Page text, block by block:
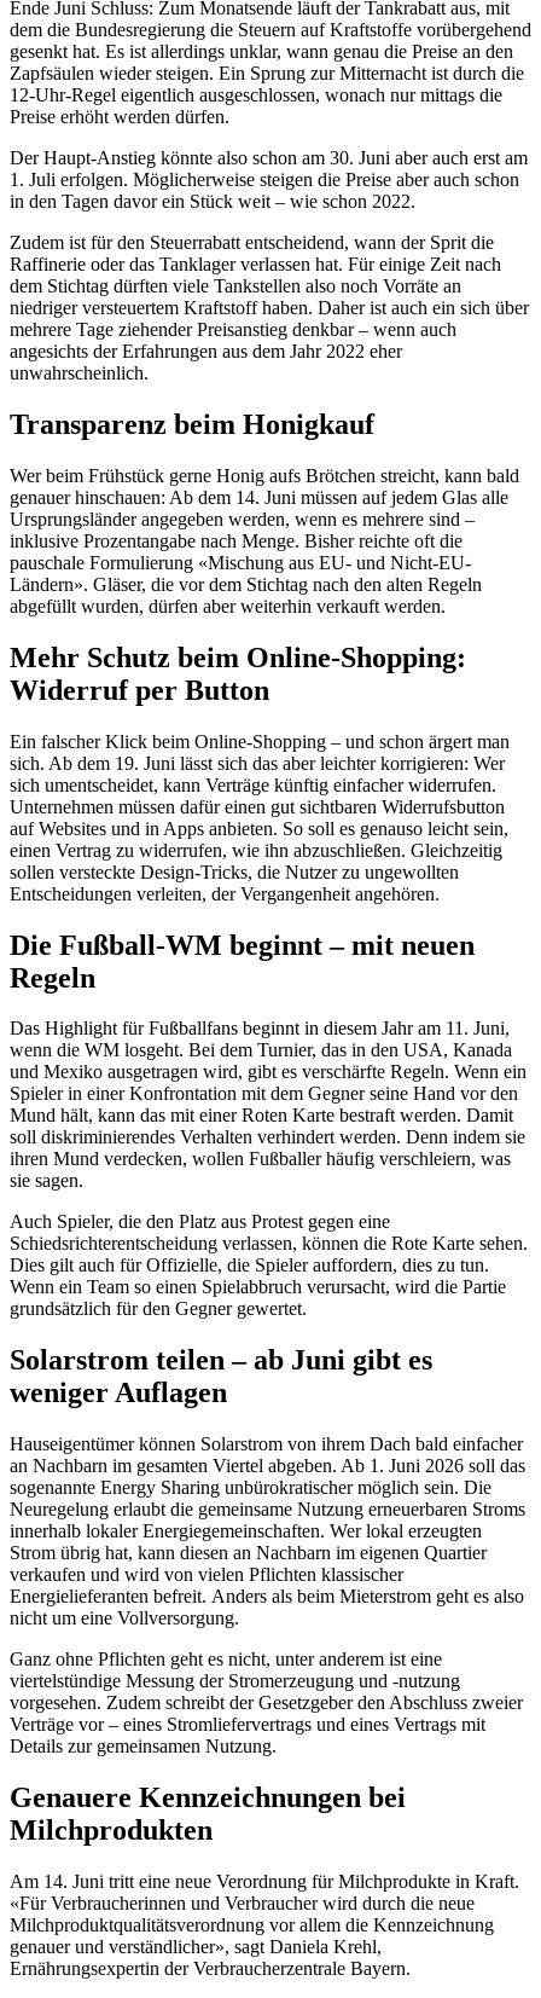
Ende Juni Schluss: Zum Monatsende läuft der Tankrabatt aus, mit
dem die Bundesregierung die Steuern auf Kraftstoffe vorübergehend
gesenkt hat. Es ist allerdings unklar, wann genau die Preise an den
Zapfsäulen wieder steigen. Ein Sprung zur Mitternacht ist durch die
12-Uhr-Regel eigentlich ausgeschlossen, wonach nur mittags die
Preise erhöht werden dürfen.
Der Haupt-Anstieg könnte also schon am 30. Juni aber auch erst am
1. Juli erfolgen. Möglicherweise steigen die Preise aber auch schon
in den Tagen davor ein Stück weit – wie schon 2022.
Zudem ist für den Steuerrabatt entscheidend, wann der Sprit die
Raffinerie oder das Tanklager verlassen hat. Für einige Zeit nach
dem Stichtag dürften viele Tankstellen also noch Vorräte an
niedriger versteuertem Kraftstoff haben. Daher ist auch ein sich über
mehrere Tage ziehender Preisanstieg denkbar – wenn auch
angesichts der Erfahrungen aus dem Jahr 2022 eher
unwahrscheinlich.
Transparenz beim Honigkauf
Wer beim Frühstück gerne Honig aufs Brötchen streicht, kann bald
genauer hinschauen: Ab dem 14. Juni müssen auf jedem Glas alle
Ursprungsländer angegeben werden, wenn es mehrere sind –
inklusive Prozentangabe nach Menge. Bisher reichte oft die
pauschale Formulierung «Mischung aus EU- und Nicht-EU-
Ländern». Gläser, die vor dem Stichtag nach den alten Regeln
abgefüllt wurden, dürfen aber weiterhin verkauft werden.
Mehr Schutz beim Online-Shopping:
Widerruf per Button
Ein falscher Klick beim Online-Shopping – und schon ärgert man
sich. Ab dem 19. Juni lässt sich das aber leichter korrigieren: Wer
sich umentscheidet, kann Verträge künftig einfacher widerrufen.
Unternehmen müssen dafür einen gut sichtbaren Widerrufsbutton
auf Websites und in Apps anbieten. So soll es genauso leicht sein,
einen Vertrag zu widerrufen, wie ihn abzuschließen. Gleichzeitig
sollen versteckte Design-Tricks, die Nutzer zu ungewollten
Entscheidungen verleiten, der Vergangenheit angehören.
Die Fußball-WM beginnt – mit neuen
Regeln
Das Highlight für Fußballfans beginnt in diesem Jahr am 11. Juni,
wenn die WM losgeht. Bei dem Turnier, das in den USA, Kanada
und Mexiko ausgetragen wird, gibt es verschärfte Regeln. Wenn ein
Spieler in einer Konfrontation mit dem Gegner seine Hand vor den
Mund hält, kann das mit einer Roten Karte bestraft werden. Damit
soll diskriminierendes Verhalten verhindert werden. Denn indem sie
ihren Mund verdecken, wollen Fußballer häufig verschleiern, was
sie sagen.
Auch Spieler, die den Platz aus Protest gegen eine
Schiedsrichterentscheidung verlassen, können die Rote Karte sehen.
Dies gilt auch für Offizielle, die Spieler auffordern, dies zu tun.
Wenn ein Team so einen Spielabbruch verursacht, wird die Partie
grundsätzlich für den Gegner gewertet.
Solarstrom teilen – ab Juni gibt es
weniger Auflagen
Hauseigentümer können Solarstrom von ihrem Dach bald einfacher
an Nachbarn im gesamten Viertel abgeben. Ab 1. Juni 2026 soll das
sogenannte Energy Sharing unbürokratischer möglich sein. Die
Neuregelung erlaubt die gemeinsame Nutzung erneuerbaren Stroms
innerhalb lokaler Energiegemeinschaften. Wer lokal erzeugten
Strom übrig hat, kann diesen an Nachbarn im eigenen Quartier
verkaufen und wird von vielen Pflichten klassischer
Energielieferanten befreit. Anders als beim Mieterstrom geht es also
nicht um eine Vollversorgung.
Ganz ohne Pflichten geht es nicht, unter anderem ist eine
viertelstündige Messung der Stromerzeugung und -nutzung
vorgesehen. Zudem schreibt der Gesetzgeber den Abschluss zweier
Verträge vor – eines Stromliefervertrags und eines Vertrags mit
Details zur gemeinsamen Nutzung.
Genauere Kennzeichnungen bei
Milchprodukten
Am 14. Juni tritt eine neue Verordnung für Milchprodukte in Kraft.
«Für Verbraucherinnen und Verbraucher wird durch die neue
Milchproduktqualitätsverordnung vor allem die Kennzeichnung
genauer und verständlicher», sagt Daniela Krehl,
Ernährungsexpertin der Verbraucherzentrale Bayern.